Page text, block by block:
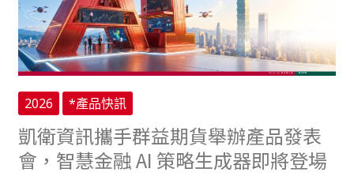
慧
金
融
新
里
程
碑
2026 *產品快訊
凱衛資訊攜手群益期貨舉辦產品發表
會，智慧金融 AI 策略生成器即將登場
群
益
期
貨
舉
辦
產
品
發